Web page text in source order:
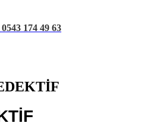
0543 174 49 63